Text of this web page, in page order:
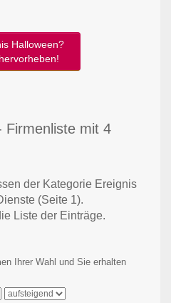
Halloween?
Firmenliste mit 4
der Kategorie Ereignis
(Seite 1).
Liste der Einträge.
Ihrer Wahl und Sie erhalten